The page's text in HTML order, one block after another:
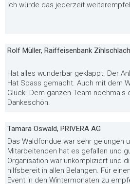
Ich würde das jederzeit
Rolf Müller, Raiffeisenbank
Hat alles wunderbar geklappt. Der
Hat Spass gemacht. Auch mit dem
Glück. Dem ganzen Team nochmals
Dankeschön.
Tamara Oswald, PRIVERA AG
Das Waldfondue war sehr gelungen
Mitarbeitenden hat es gefallen und
Organisation war unkompliziert und
hilfsbereit in allen Belangen. Für
Event in den Wintermonaten zu